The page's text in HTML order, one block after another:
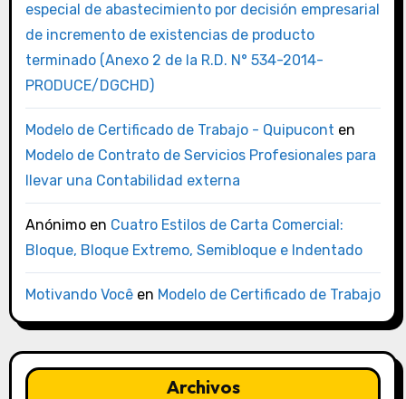
especial de abastecimiento por decisión empresarial
de incremento de existencias de producto
terminado (Anexo 2 de la R.D. N° 534-2014-
PRODUCE/DGCHD)
Modelo de Certificado de Trabajo - Quipucont en
Modelo de Contrato de Servicios Profesionales para
llevar una Contabilidad externa
Anónimoen Cuatro Estilos de Carta Comercial:
Bloque, Bloque Extremo, Semibloque e Indentado
Motivando Vocêen Modelo de Certificado de Trabajo
Archivos